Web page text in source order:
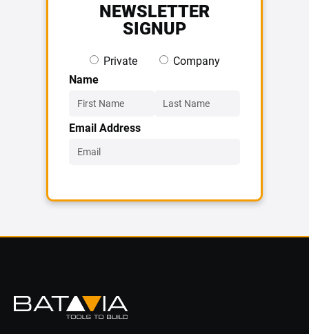
NEWSLETTER
SIGNUP
Private
Company
Name
Email Address